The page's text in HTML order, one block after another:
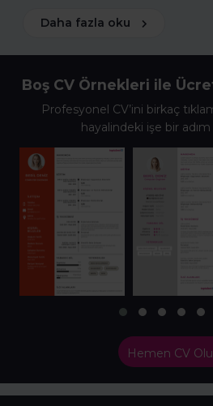
Daha fazla oku
Boş CV Örnekleri ile
Profesyonel CV’ini birkaç
hayalindeki işe bir
Hemen CV